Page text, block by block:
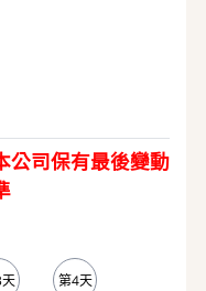
公司保有最後變動
第4天